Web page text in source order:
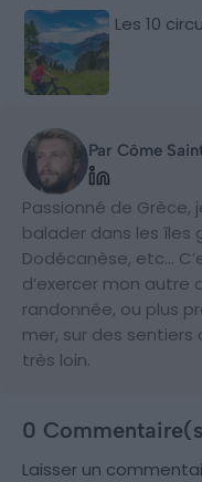
Les 10
Par Côme
Passionné de Grèce,
balader dans les îles
Dodécanèse, etc…
d’exercer mon
randonnée, ou plus
mer, sur des sentiers
très loin.
0
Laisser un